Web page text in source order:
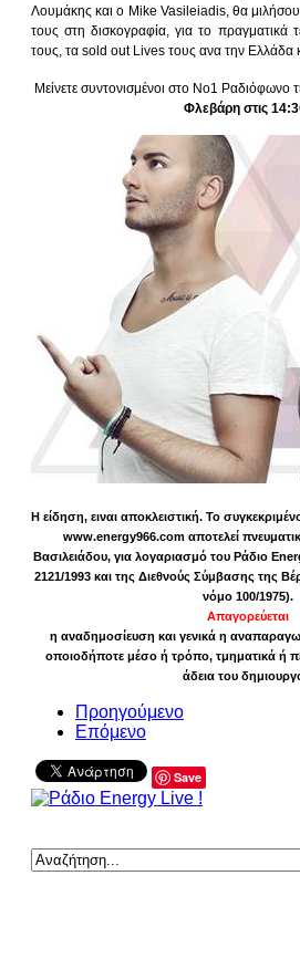
Λουμάκης και ο Mike Vasileiadis, θα
τους στη δισκογραφία, για το πραγματικά
τους, τα sold out Lives τους ανα την Ελλάδα
Μείνετε συντονισμένοι στο Νο1 Ραδιόφωνο
Φλεβάρη στις
Η είδηση, ειναι αποκλειστική. Το
www.energy966.com αποτελεί
Βασιλειάδου, για λογαριασμό του Ράδιο
2121/1993 και της Διεθνούς Σύμβασης της
νόμο 100/1975).
Απαγορεύεται
η αναδημοσίευση και γενικά η
οποιοδήποτε μέσο ή τρόπο, τμηματικά ή
άδεια του
Προηγούμενο
Επόμενο
Save